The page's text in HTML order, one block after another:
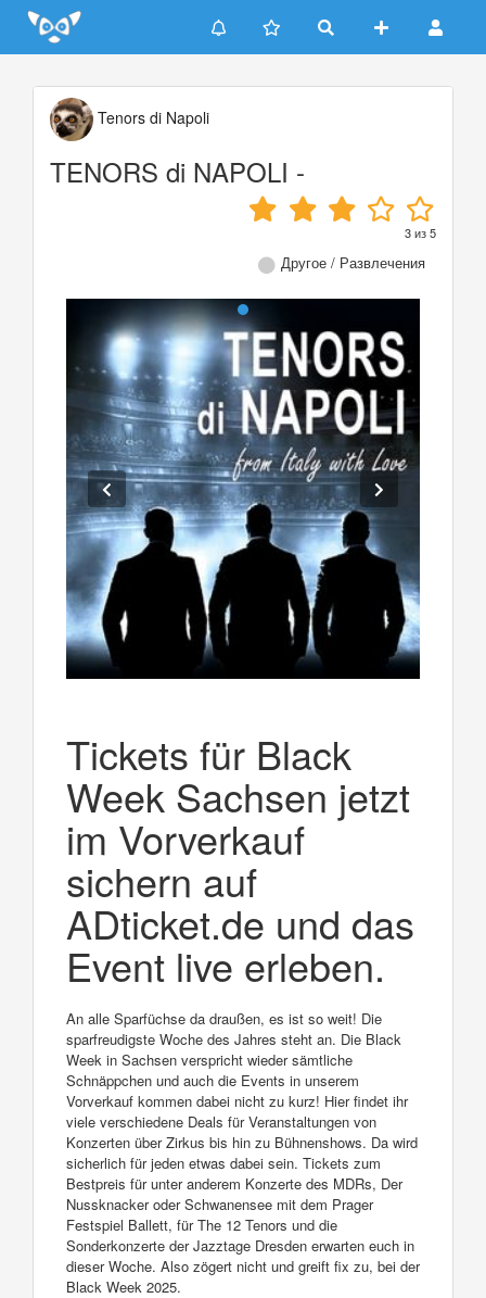
Update cookies preferences
Tenors di Napoli
TENORS di NAPOLI -
3из5
Другое / Развлечения
Tickets für Black
Week Sachsen jetzt
im Vorverkauf
sichern auf
ADticket.de und das
Event live erleben.
An alle Sparfüchse da draußen, es ist so weit! Die
sparfreudigste Woche des Jahres steht an. Die Black
Week in Sachsen verspricht wieder sämtliche
Schnäppchen und auch die Events in unserem
Vorverkauf kommen dabei nicht zu kurz! Hier findet ihr
viele verschiedene Deals für Veranstaltungen von
Konzerten über Zirkus bis hin zu Bühnenshows. Da wird
sicherlich für jeden etwas dabei sein. Tickets zum
Bestpreis für unter anderem Konzerte des MDRs, Der
Nussknacker oder Schwanensee mit dem Prager
Festspiel Ballett, für The 12 Tenors und die
Sonderkonzerte der Jazztage Dresden erwarten euch in
dieser Woche. Also zögert nicht und greift fix zu, bei der
Black Week 2025.